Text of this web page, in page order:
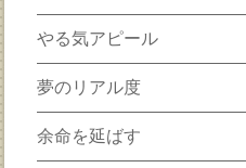
やる気アピール
夢のリアル度
余命を延ばす